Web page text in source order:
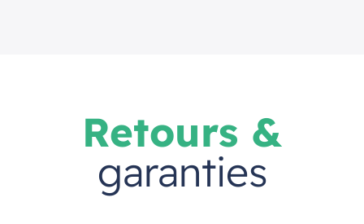
Retours &
garanties